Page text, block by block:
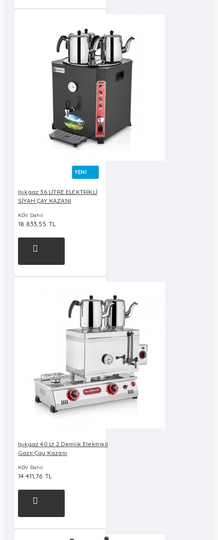
YENI
Işıkgaz 36 LİTRE ELEKTRİKLİ
SİYAH ÇAY KAZANI
KDV Dahil
18.833,55 TL
Işıkgaz 40 Lt 2 Demlik Elektrikli
Gazlı Çay Kazanı
KDV Dahil
14.411,76 TL